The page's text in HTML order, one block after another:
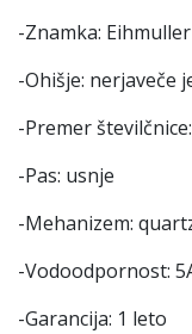
-Znamka: Eihmuller
-Ohišje: nerjaveče
-Premer
-Pas: usnje
-Mehanizem:
-Vodoodpornost:
-Garancija: 1 leto